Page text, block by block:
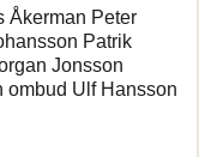
Åkerman Peter
Patrik
Jonsson
ombud Ulf Hansson